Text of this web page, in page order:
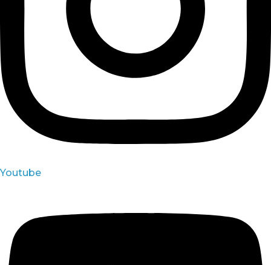
Youtube